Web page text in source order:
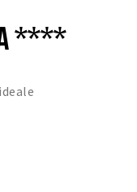
****